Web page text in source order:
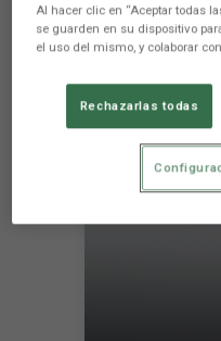
bé"
PRIMER EQUIP
Al hacer clic en “Aceptar todas
se guarden en su dispositivo
el uso del mismo, y colaborar
Rechazarlas todas